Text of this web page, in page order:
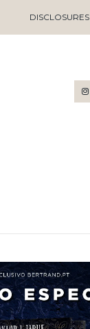
DISCLOSURES